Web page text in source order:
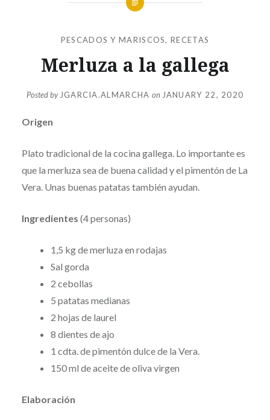
PESCADOS Y MARISCOS,RECETAS
Merluza a la gallega
Posted by JGARCIA.ALMARCHA on JANUARY 22, 2020
Origen
Plato tradicional de la cocina gallega. Lo importante es
que la merluza sea de buena calidad y el pimentón de La
Vera. Unas buenas patatas también ayudan.
Ingredientes (4 personas)
1,5 kg de merluza en rodajas
Sal gorda
2 cebollas
5 patatas medianas
2 hojas de laurel
8 dientes de ajo
1 cdta. de pimentón dulce de la Vera.
150 ml de aceite de oliva virgen
Elaboración